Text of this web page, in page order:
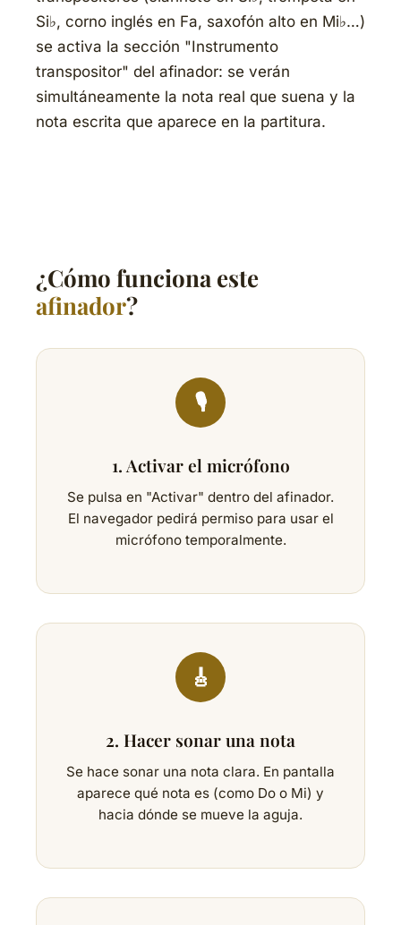
Si♭, corno inglés en Fa, saxofón alto en Mi♭…)
se activa la sección "Instrumento
transpositor" del afinador: se verán
simultáneamente la nota real que suena y la
nota escrita que aparece en la partitura.
¿Cómo funciona este
afinador?
🎙️
1. Activar el micrófono
Se pulsa en "Activar" dentro del afinador.
El navegador pedirá permiso para usar el
micrófono temporalmente.
🎸
2. Hacer sonar una nota
Se hace sonar una nota clara. En pantalla
aparece qué nota es (como Do o Mi) y
hacia dónde se mueve la aguja.